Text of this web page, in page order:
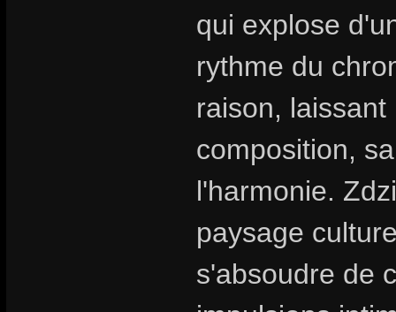
qui explose
rythme du
raison,
composition,
l'harmonie.
paysage
s'absoudre de